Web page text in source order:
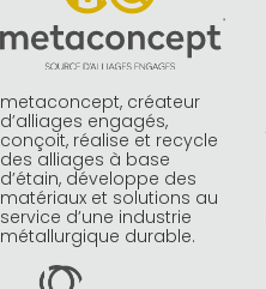
metaconcept, créateur
d’alliages engagés,
conçoit, réalise et recycle
des alliages à base
d’étain, développe des
matériaux et solutions au
service d’une industrie
métallurgique durable.